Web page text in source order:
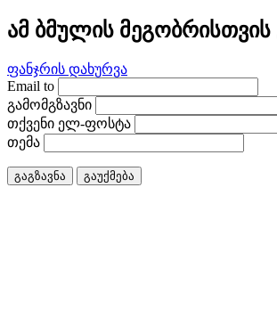
ამ ბმულის მეგობრისთვის
ფანჯრის დახურვა
Email to
გამომგზავნი
თქვენი ელ-ფოსტა
თემა
გაგზავნა გაუქმება